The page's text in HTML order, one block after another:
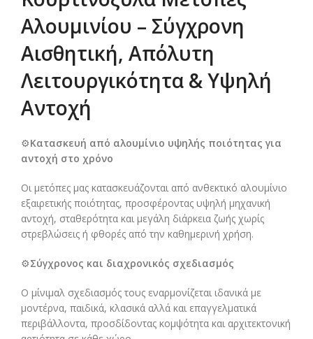
Αλουμινίου – Σύγχρονη
Αισθητική, Απόλυτη
Λειτουργικότητα & Υψηλή
Αντοχή
⚙️Κατασκευή από αλουμίνιο υψηλής ποιότητας για
αντοχή στο χρόνο
Οι μετόπες μας κατασκευάζονται από ανθεκτικό αλουμίνιο
εξαιρετικής ποιότητας, προσφέροντας υψηλή μηχανική
αντοχή, σταθερότητα και μεγάλη διάρκεια ζωής χωρίς
στρεβλώσεις ή φθορές από την καθημερινή χρήση.
⚙️Σύγχρονος και διαχρονικός σχεδιασμός
Ο μίνιμαλ σχεδιασμός τους εναρμονίζεται ιδανικά με
μοντέρνα, παιδικά, κλασικά αλλά και επαγγελματικά
περιβάλλοντα, προσδίδοντας κομψότητα και αρχιτεκτονική